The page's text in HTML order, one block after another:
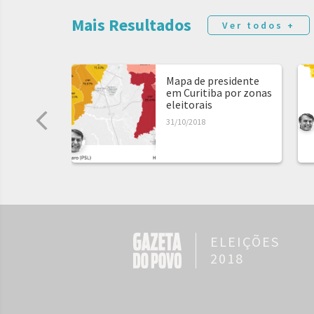
Mais Resultados Ver todos +
Mapa de presidente
em Curitiba por zonas
eleitorais
31/10/2018
ELEIÇÕES
2018